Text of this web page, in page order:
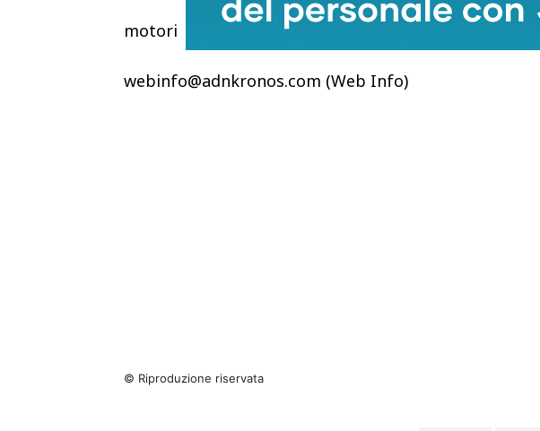
motori
webinfo@adnkronos.com (Web Info)
© Riproduzione riservata